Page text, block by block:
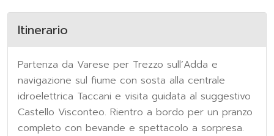
Itinerario
Partenza da Varese per Trezzo sull’Adda e
navigazione sul fiume con sosta alla centrale
idroelettrica Taccani e visita guidata al suggestivo
Castello Visconteo. Rientro a bordo per un pranzo
completo con bevande e spettacolo a sorpresa.